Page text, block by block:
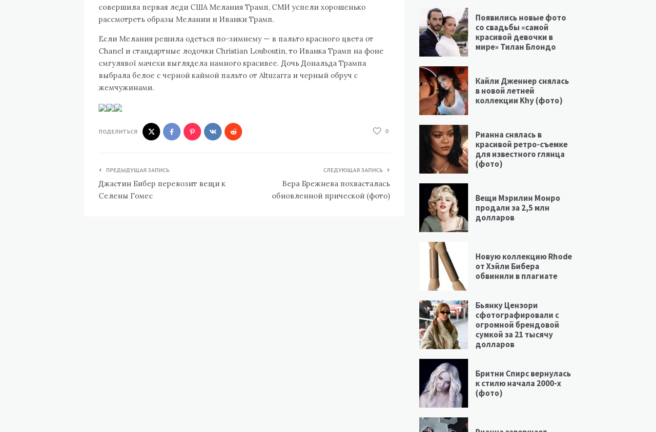
совершила первая леди США Мелания Трамп, СМИ успели хорошенько
рассмотреть образы Мелании и Иванки Трамп.
Если Мелания решила одеться по-зимнему — в пальто красного цвета от
Chanel и стандартные лодочки Christian Louboutin, то Иванка Трамп на фоне
смгулявої мачехи выглядела намного красивее. Дочь Дональда Трампа
выбрала белое с черной каймой пальто от Altuzarra и черный обруч с
жемчужинами.
ПОДЕЛИТЬСЯ 0
Навигация
по
записям
ПРЕДЫДУЩАЯ ЗАПИСЬ
Джастин Бибер перевозит вещи к
Селены Гомес
СЛЕДУЮЩАЯ ЗАПИСЬ
Вера Брежнева похвасталась
обновленной прической (фото)
Появились новые фото
со свадьбы «самой
красивой девочки в
мире» Тилан Блондо
Кайли Дженнер снялась
в новой летней
коллекции Khy (фото)
Рианна снялась в
красивой ретро-съемке
для известного глянца
(фото)
Вещи Мэрилин Монро
продали за 2,5 млн
долларов
Новую коллекцию Rhode
от Хэйли Бибера
обвинили в плагиате
Бьянку Цензори
сфотографировали с
огромной брендовой
сумкой за 21 тысячу
долларов
Бритни Спирс вернулась
к стилю начала 2000-х
(фото)